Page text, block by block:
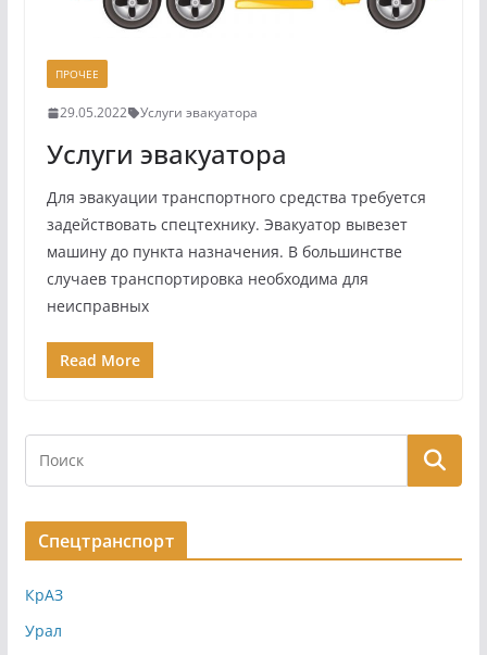
ПРОЧЕЕ
29.05.2022 Услуги эвакуатора
Услуги эвакуатора
Для эвакуации транспортного средства требуется
задействовать спецтехнику. Эвакуатор вывезет
машину до пункта назначения. В большинстве
случаев транспортировка необходима для
неисправных
Read More
Спецтранспорт
КрАЗ
Урал